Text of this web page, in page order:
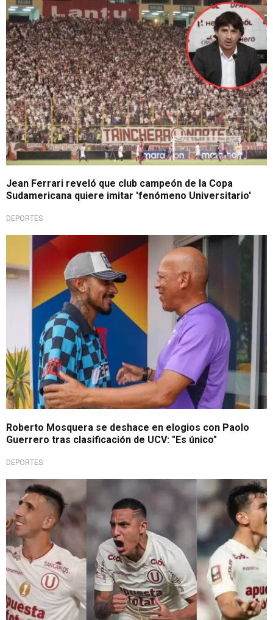
Jean Ferrari reveló que club campeón de la Copa
Sudamericana quiere imitar 'fenómeno Universitario'
DEPORTES
Roberto Mosquera se deshace en elogios con Paolo
Guerrero tras clasificación de UCV: "Es único"
DEPORTES
Declaración